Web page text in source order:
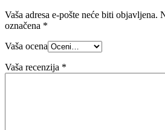
Vaša adresa e-pošte neće biti objavljena.
označena *
Vaša ocena
Vaša recenzija *